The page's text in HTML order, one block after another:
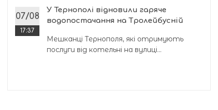
07/08
17:37
У Тернополі відновили гаряче
водопостачання на Тролейбусній
Мешканці Тернополя, які отримують
послуги від котельні на вулиці...